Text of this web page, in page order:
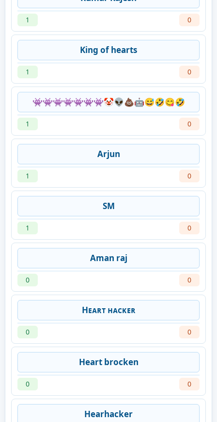
1 0
King of hearts
1 0
👾👾👾👾👾👾👾🤡👽💩🤖😅🤣😋🤣
1 0
Arjun
1 0
SM
1 0
Aman raj
0 0
Hᴇᴀʀᴛ ʜᴀᴄᴋᴇʀ
0 0
Heart brocken
0 0
Hearhacker